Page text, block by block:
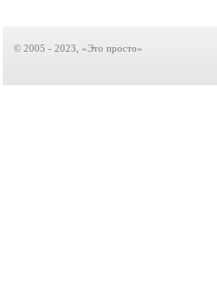
© 2005 - 2023, «Это просто»